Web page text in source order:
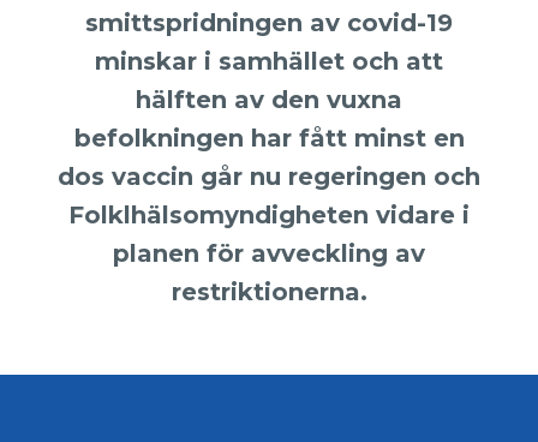
smittspridningen av covid-19
minskar i samhället och att
hälften av den vuxna
befolkningen har fått minst en
dos vaccin går nu regeringen och
Folklhälsomyndigheten vidare i
planen för avveckling av
restriktionerna.